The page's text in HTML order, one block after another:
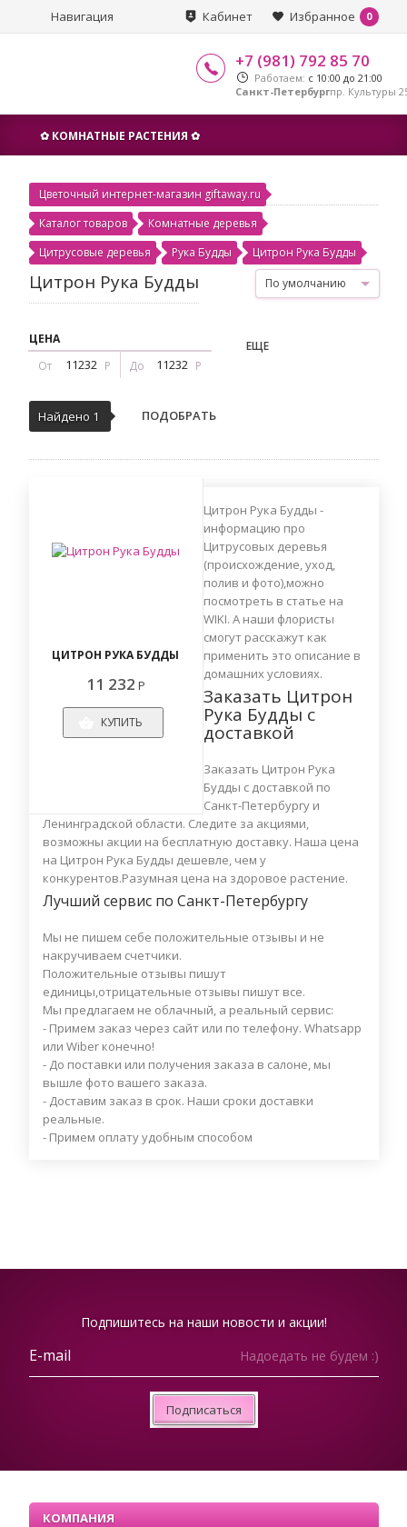
Навигация Избранное 0
Кабинет
+7 (981) 792 85 70
Работаем: с 10:00 до 21:00
Санкт-Петербургпр. Культуры
✿ КОМНАТНЫЕ РАСТЕНИЯ ✿
Цветочный интернет-магазин giftaway.ru
Каталог товаров
Комнатные деревья
Цитрусовые деревья
Рука Будды Цитрон Рука Будды
Цитрон Рука Будды По умолчанию
ЦЕНА
От
Р До Р
ЕЩЕ
Найдено 1 ПОДОБРАТЬ
ЦИТРОН РУКА БУДДЫ
11 232 Р
КУПИТЬ
Цитрон Рука Будды -
информацию про
Цитрусовых деревья
(происхождение, уход,
полив и фото),можно
посмотреть в статье на
WIKI. А наши флористы
смогут расскажут как
применить это описание в
домашних условиях.
Заказать Цитрон
Рука Будды с
доставкой
Заказать Цитрон Рука
Будды с доставкой по
Санкт-Петербургу и
Ленинградской области. Следите за акциями,
возможны акции на бесплатную доставку. Наша цена
на Цитрон Рука Будды дешевле, чем у
конкурентов.Разумная цена на здоровое растение.
Лучший сервис по Санкт-Петербургу
Мы не пишем себе положительные отзывы и не
накручиваем счетчики.
Положительные отзывы пишут
единицы,отрицательные отзывы пишут все.
Мы предлагаем не облачный, а реальный сервис:
- Примем заказ через сайт или по телефону. Whatsapp
или Wiber конечно!
- До поставки или получения заказа в салоне, мы
вышле фото вашего заказа.
- Доставим заказ в срок. Наши сроки доставки
реальные.
- Примем оплату удобным способом
Подпишитесь на наши новости и акции!
Надоедать не будем :)
Подписаться
КОМПАНИЯ